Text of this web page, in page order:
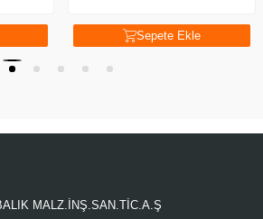
Sepete Ekle
MALZ.İNŞ.SAN.TİC.A.Ş